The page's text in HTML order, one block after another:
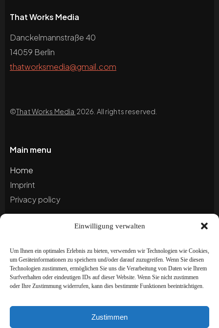
Einwilligung verwalten
Um Ihnen ein optimales Erlebnis zu bieten, verwenden wir Technologien wie Cookies,
um Geräteinformationen zu speichern und/oder darauf zuzugreifen. Wenn Sie diesen
Technologien zustimmen, ermöglichen Sie uns die Verarbeitung von Daten wie Ihrem
Surfverhalten oder eindeutigen IDs auf dieser Website. Wenn Sie nicht zustimmen
oder Ihre Zustimmung widerrufen, kann dies bestimmte Funktionen beeinträchtigen.
Zustimmen
That Works Media
Danckelmannstraße 40
14059 Berlin
thatworksmedia@gmail.com
©That Works Media 2026. All rights reserved.
Main menu
Home
Imprint
Privacy policy
Newsletter
receive special offers!